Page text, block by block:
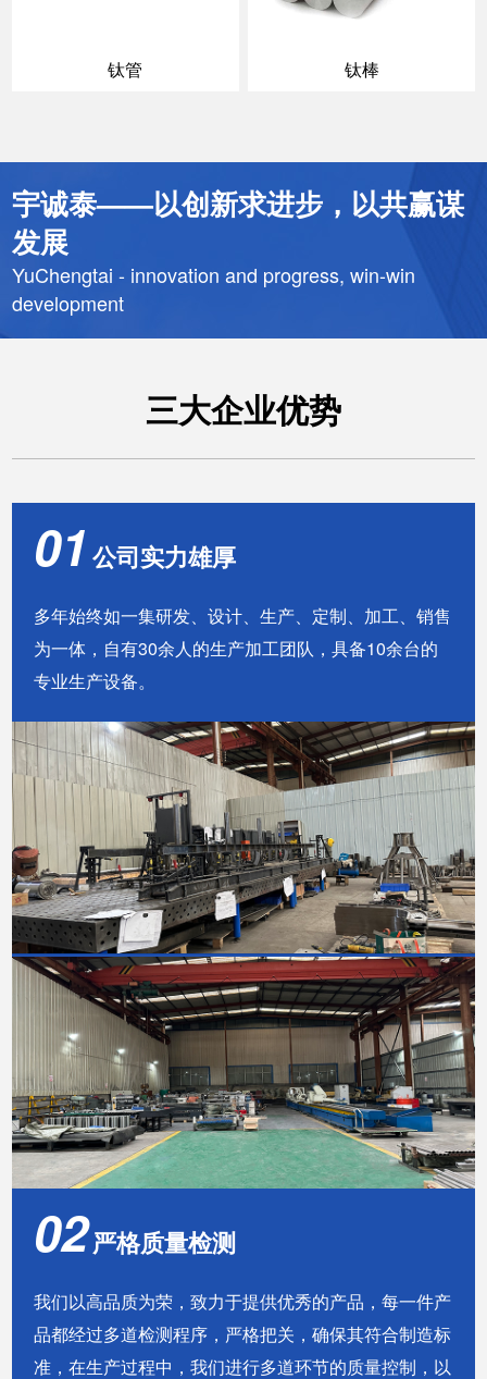
钛管 钛棒
宇诚泰——以创新求进步，以共赢谋
发展
YuChengtai - innovation and progress, win-win
development
三大企业优势
01 公司实力雄厚
多年始终如一集研发、设计、生产、定制、加工、销售
为一体，自有30余人的生产加工团队，具备10余台的
专业生产设备。
02严格质量检测
我们以高品质为荣，致力于提供优秀的产品，每一件产
品都经过多道检测程序，严格把关，确保其符合制造标
准，在生产过程中，我们进行多道环节的质量控制，以